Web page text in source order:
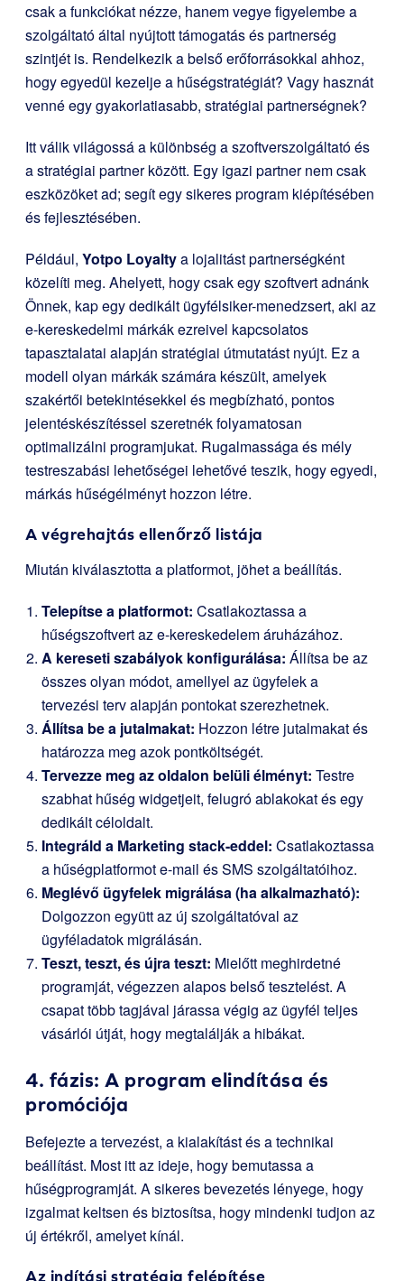
csak a funkciókat nézze, hanem vegye figyelembe a
szolgáltató által nyújtott támogatás és partnerség
szintjét is. Rendelkezik a belső erőforrásokkal ahhoz,
hogy egyedül kezelje a hűségstratégiát? Vagy hasznát
venné egy gyakorlatiasabb, stratégiai partnerségnek?
Itt válik világossá a különbség a szoftverszolgáltató és
a stratégiai partner között. Egy igazi partner nem csak
eszközöket ad; segít egy sikeres program kiépítésében
és fejlesztésében.
Például, Yotpo Loyaltya lojalitást partnerségként
közelíti meg. Ahelyett, hogy csak egy szoftvert adnánk
Önnek, kap egy dedikált ügyfélsiker-menedzsert, aki az
e-kereskedelmi márkák ezreivel kapcsolatos
tapasztalatai alapján stratégiai útmutatást nyújt. Ez a
modell olyan márkák számára készült, amelyek
szakértői betekintésekkel és megbízható, pontos
jelentéskészítéssel szeretnék folyamatosan
optimalizálni programjukat. Rugalmassága és mély
testreszabási lehetőségei lehetővé teszik, hogy egyedi,
márkás hűségélményt hozzon létre.
A végrehajtás ellenőrző listája
Miután kiválasztotta a platformot, jöhet a beállítás.
Telepítse a platformot: Csatlakoztassa a
hűségszoftvert az e-kereskedelem áruházához.
A kereseti szabályok konfigurálása: Állítsa be az
összes olyan módot, amellyel az ügyfelek a
tervezési terv alapján pontokat szerezhetnek.
Állítsa be a jutalmakat: Hozzon létre jutalmakat és
határozza meg azok pontköltségét.
Tervezze meg az oldalon belüli élményt: Testre
szabhat hűség widgetjeit, felugró ablakokat és egy
dedikált céloldalt.
Integráld a Marketing stack-eddel: Csatlakoztassa
a hűségplatformot e-mail és SMS szolgáltatóihoz.
Meglévő ügyfelek migrálása (ha alkalmazható):
Dolgozzon együtt az új szolgáltatóval az
ügyféladatok migrálásán.
Teszt, teszt, és újra teszt: Mielőtt meghirdetné
programját, végezzen alapos belső tesztelést. A
csapat több tagjával járassa végig az ügyfél teljes
vásárlói útját, hogy megtalálják a hibákat.
4. fázis: A program elindítása és
promóciója
Befejezte a tervezést, a kialakítást és a technikai
beállítást. Most itt az ideje, hogy bemutassa a
hűségprogramját. A sikeres bevezetés lényege, hogy
izgalmat keltsen és biztosítsa, hogy mindenki tudjon az
új értékről, amelyet kínál.
Az indítási stratégia felépítése